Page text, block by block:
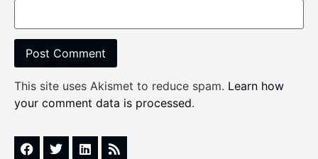
This site uses Akismet to reduce spam. Learn how
your comment data is processed.